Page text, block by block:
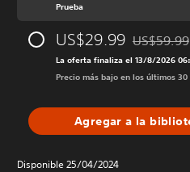
Prueba
US$29.99 Rebajado
US$59.99
La oferta finaliza el 13/8/2026
Precio más bajo en los últimos 30
Agregar a la
Disponible 25/04/2024